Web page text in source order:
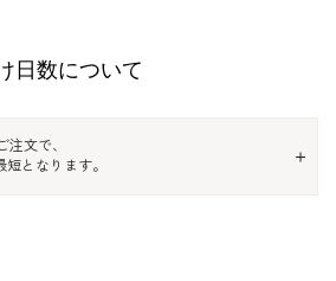
日数について
文で、
となります。